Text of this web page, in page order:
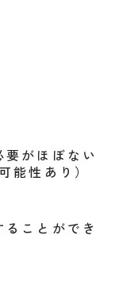
ほぼない
能性あり）
とができ